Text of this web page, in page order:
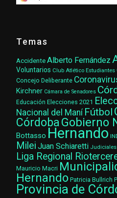
Temas
AccidenteAlberto Fernández
Voluntarios Club Atlético Estudiantes
Concejo Deliberante
Kirchner Cámara de Senadores
Educación Elecciones 2021
Nacional del Maní Fútbol
CórdobaGobierno
Bottasso Hernando
Milei Juan Schiaretti Judiciales
Liga Regional
Mauricio Macri
Hernando Patricia Bullrich
Provincia de